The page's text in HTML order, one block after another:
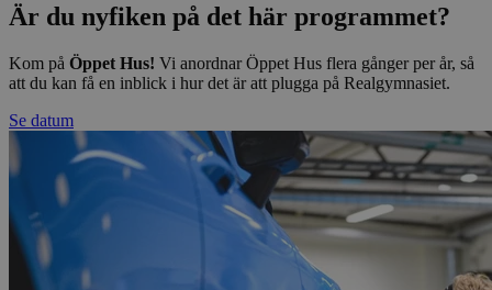
Är du nyfiken på det här programmet?
Kom på Öppet Hus! Vi anordnar Öppet Hus flera gånger per år, så
att du kan få en inblick i hur det är att plugga på Realgymnasiet.
Se datum